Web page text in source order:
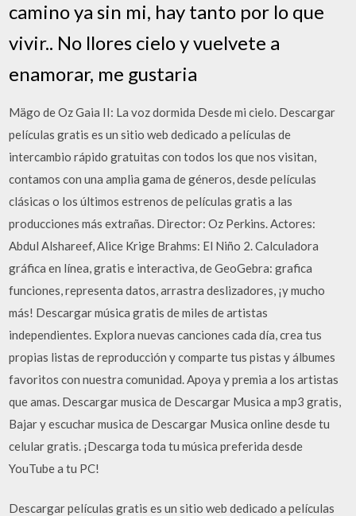
camino ya sin mi, hay tanto por lo que
vivir.. No llores cielo y vuelvete a
enamorar, me gustaria
Mägo de Oz Gaia II: La voz dormida Desde mi cielo. Descargar
películas gratis es un sitio web dedicado a películas de
intercambio rápido gratuitas con todos los que nos visitan,
contamos con una amplia gama de géneros, desde películas
clásicas o los últimos estrenos de películas gratis a las
producciones más extrañas. Director: Oz Perkins. Actores:
Abdul Alshareef, Alice Krige Brahms: El Niño 2. Calculadora
gráfica en línea, gratis e interactiva, de GeoGebra: grafica
funciones, representa datos, arrastra deslizadores, ¡y mucho
más! Descargar música gratis de miles de artistas
independientes. Explora nuevas canciones cada día, crea tus
propias listas de reproducción y comparte tus pistas y álbumes
favoritos con nuestra comunidad. Apoya y premia a los artistas
que amas. Descargar musica de Descargar Musica a mp3 gratis,
Bajar y escuchar musica de Descargar Musica online desde tu
celular gratis. ¡Descarga toda tu música preferida desde
YouTube a tu PC!
Descargar películas gratis es un sitio web dedicado a películas